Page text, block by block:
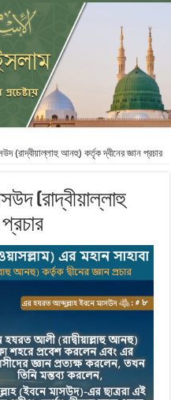
(রাদ্বীয়াল্লাহু আনহু) কর্তৃক দ্বীনের জ্ঞান প্রচার
(রাদ্বীয়াল্লাহু